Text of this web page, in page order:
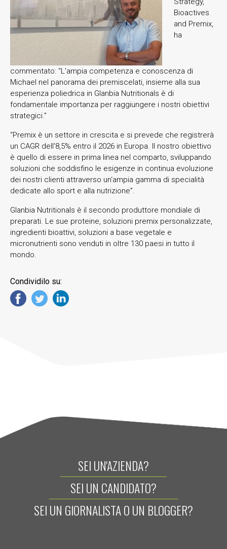
Bioactives
and Premix,
ha
commentato: “L’ampia competenza e conoscenza di
Michael nel panorama dei premiscelati, insieme alla sua
esperienza poliedrica in Glanbia Nutritionals è di
fondamentale importanza per raggiungere i nostri obiettivi
strategici.”
“Premix è un settore in crescita e si prevede che registrerà
un CAGR dell’8,5% entro il 2026 in Europa. Il nostro obiettivo
è quello di essere in prima linea nel comparto, sviluppando
soluzioni che soddisfino le esigenze in continua evoluzione
dei nostri clienti attraverso un‘ampia gamma di specialità
dedicate allo sport e alla nutrizione”.
Glanbia Nutritionals è il secondo produttore mondiale di
preparati. Le sue proteine, soluzioni premix personalizzate,
ingredienti bioattivi, soluzioni a base vegetale e
micronutrienti sono venduti in oltre 130 paesi in tutto il
mondo.
Condividilo su:
SEI UN'AZIENDA?
SEI UN CANDIDATO?
SEI UN GIORNALISTA O UN BLOGGER?